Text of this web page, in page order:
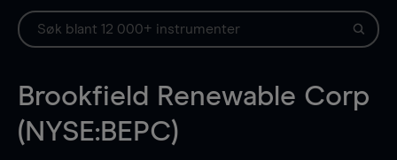
Brookfield Renewable Corp
(NYSE:BEPC)